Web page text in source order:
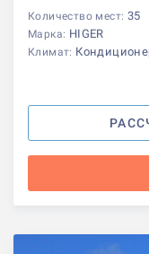
Количество мест: 35
Марка: HIGER
Климат: